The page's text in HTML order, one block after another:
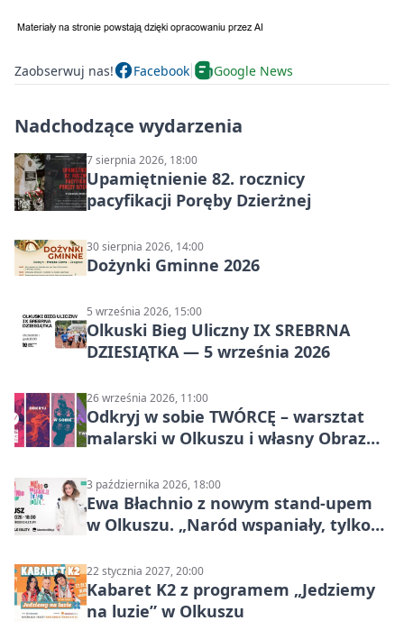
Zaobserwuj nas! Facebook Google News
Nadchodzące wydarzenia
7 sierpnia 2026, 18:00
Upamiętnienie 82. rocznicy
pacyfikacji Poręby Dzierżnej
30 sierpnia 2026, 14:00
Dożynki Gminne 2026
5 września 2026, 15:00
Olkuski Bieg Uliczny IX SREBRNA
DZIESIĄTKA — 5 września 2026
26 września 2026, 11:00
Odkryj w sobie TWÓRCĘ – warsztat
malarski w Olkuszu i własny Obraz
3 października 2026, 18:00
Ewa Błachnio z nowym stand-upem
w Olkuszu. „Naród wspaniały, tylko
22 stycznia 2027, 20:00
Kabaret K2 z programem „Jedziemy
na luzie” w Olkuszu